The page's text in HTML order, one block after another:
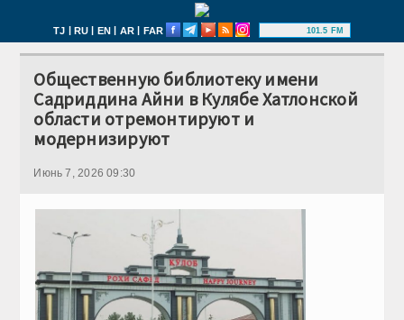
TJ | RU | EN | AR | FAR 101.5 FM
Общественную библиотеку имени
Садриддина Айни в Кулябе Хатлонской
области отремонтируют и
модернизируют
Июнь 7, 2026 09:30